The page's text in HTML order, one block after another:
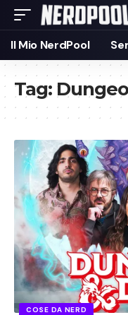
Il Mio NerdPool
Tag:
COSE DA NERD